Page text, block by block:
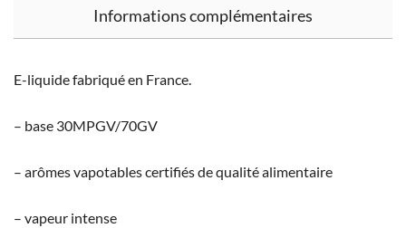
Informations complémentaires
E-liquide fabriqué en France.
– base 30MPGV/70GV
– arômes vapotables certifiés de qualité alimentaire
– vapeur intense